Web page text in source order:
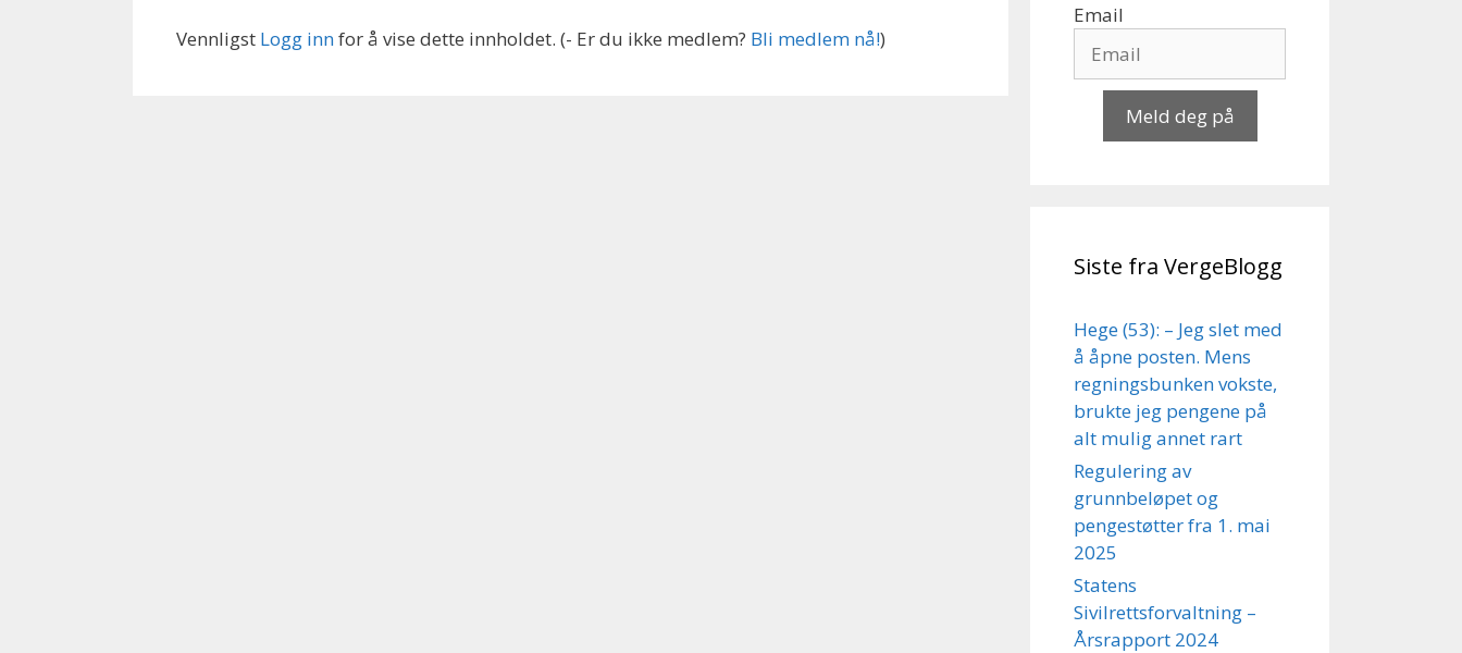
Vennligst Logg innfor å vise dette innholdet. (- Er du ikke medlem? Bli medlem nå!)
Email
Meld deg på
Siste fra VergeBlogg
Hege (53): – Jeg slet med
å åpne posten. Mens
regningsbunken vokste,
brukte jeg pengene på
alt mulig annet rart
Regulering av
grunnbeløpet og
pengestøtter fra 1. mai
2025
Statens
Sivilrettsforvaltning –
Årsrapport 2024